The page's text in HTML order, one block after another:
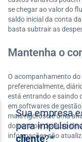
se chegar ao valor do
saldo inicial da conta
basta subtrair as
Mantenha o
O acompanhamento do
preferencialmente,
está entrando e saindo
em softwares de
mais rigoroso e uma
do controle do fluxo de
informações são